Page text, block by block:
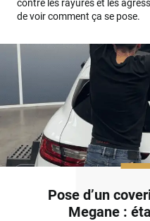
contre les rayures et les
de voir comment ça se pose.
Pose d’un
Megane :